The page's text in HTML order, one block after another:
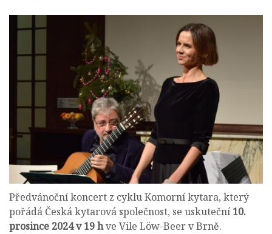
Předvánoční koncert z cyklu Komorní kytara, který
pořádá Česká kytarová společnost, se uskuteční 10.
prosince 2024 v 19 hve Vile Löw-Beer v Brně.